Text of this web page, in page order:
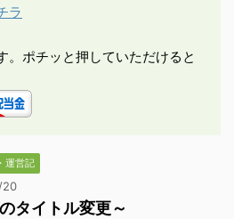
ラ
。ポチッと押していただけると
運営記
20
タイトル変更～